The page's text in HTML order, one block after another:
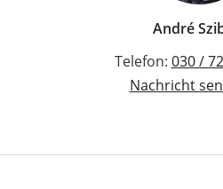
André
Telefon: 030 /
Nachricht